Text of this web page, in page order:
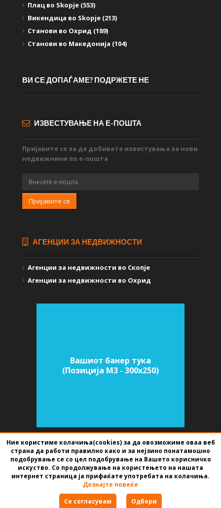
Плац во Skopje (553)
Викендица во Skopje (213)
Станови во Охрид (189)
Станови во Македонија (104)
ВИ СЕ ДОПАЃАМЕ? ПОДРЖЕТЕ НЕ
ИЗВЕСТУВАЊЕ НА Е-ПОШТА
Пријавите се за да добивате известувања за нови
недвижнини по е-пошта
Пријавите се
АГЕНЦИИ ЗА НЕДВИЖНОСТИ
Агенции за недвижности во Скопје
Агенции за недвижности во Охрид
Вашиот банер тука
(Позиција M3 - 300х250)
СОФТВЕР ЗА АГЕНЦИИ ЗА НЕДВИЖНИНИИЗРАБОТЕН ОД BEST NET
STUDIO2026
Правила за користење
Ние користиме колачиња(cookies) за да овозможиме оваа веб
страна да работи правилно како и за нејзино понатамошно
подобрување се со цел подобрување на Вашето корисничко
искуство. Со продолжување на користењето на нашата
интернет страница ја прифаќате употребата на колачиња.
Дознајте повеќе
Се согласувам
Одбери